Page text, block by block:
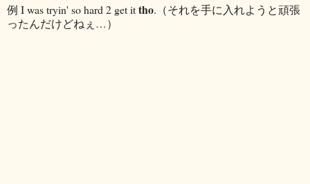
例 I was tryin' so hard 2 get ittho.（それを手に入れようと頑張
ったんだけどねぇ…）